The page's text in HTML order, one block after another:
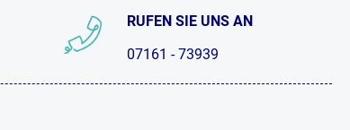
RUFEN SIE UNS AN
07161 - 73939